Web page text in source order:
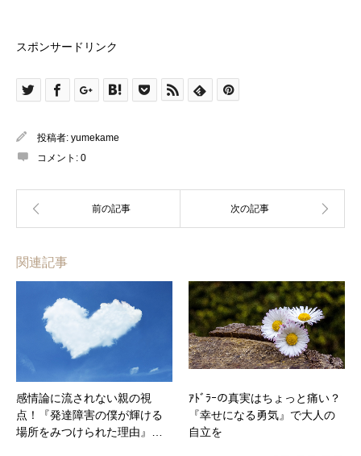
スポンサードリンク
投稿者: yumekame
コメント: 0
関連記事
感情論に流されない親の視
点！『発達障害の僕が輝ける
場所をみつけられた理由』…
ｱﾄﾞﾗｰの真実はちょっと痛い？
『幸せになる勇気』で大人の
自立を